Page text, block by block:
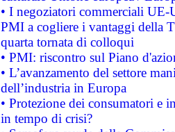
• I negoziatori commerciali UE-
PMI a cogliere i vantaggi della
quarta tornata di colloqui
• PMI: riscontro sul Piano
• L’avanzamento del settore
dell’industria in Europa
• Protezione dei consumatori e
in tempo di crisi?